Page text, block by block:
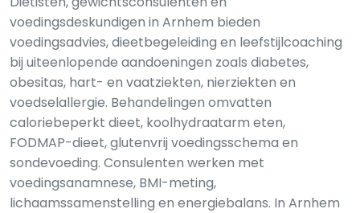
voedingsdeskundigen in Arnhem bieden
voedingsadvies, dieetbegeleiding en leefstijlcoaching
bij uiteenlopende aandoeningen zoals diabetes,
obesitas, hart- en vaatziekten, nierziekten en
voedselallergie. Behandelingen omvatten
caloriebeperkt dieet, koolhydraatarm eten,
FODMAP-dieet, glutenvrij voedingsschema en
sondevoeding. Consulenten werken met
voedingsanamnese, BMI-meting,
lichaamssamenstelling en energiebalans. In Arnhem